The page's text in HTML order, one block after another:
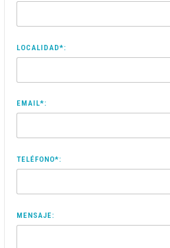
LOCALIDAD*:
EMAIL*:
TELÉFONO*:
MENSAJE: